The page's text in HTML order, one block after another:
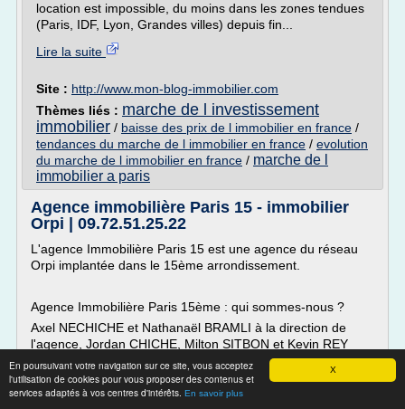
X
En poursuivant votre navigation sur ce site, vous acceptez
l'utilisation de cookies pour vous proposer des contenus et
services adaptés à vos centres d'intérêts. En savoir plus
location est impossible, du moins dans les zones tendues
(Paris, IDF, Lyon, Grandes villes) depuis fin...
Lire la suite
Site : http://www.mon-blog-immobilier.com
Thèmes liés : marche de l investissement
immobilier / baisse des prix de l immobilier en france /
tendances du marche de l immobilier en france / evolution
du marche de l immobilier en france / marche de l
immobilier a paris
Agence immobilière Paris 15 - immobilier
Orpi | 09.72.51.25.22
L'agence Immobilière Paris 15 est une agence du réseau
Orpi implantée dans le 15ème arrondissement.
Agence Immobilière Paris 15ème : qui sommes-nous ?
Axel NECHICHE et Nathanaël BRAMLI à la direction de
l'agence, Jordan CHICHE, Milton SITBON et Kevin REY
sont les conseillers immobiliers. Une agence jeune et
dynamique fondée par deux conseillers immobiliers de
talent, avec une...